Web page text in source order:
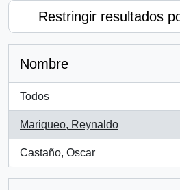
Restringir resultados
Nombre
Todos
Mariqueo, Reynaldo
, 1 resultados
Castaño, Oscar
, 1 resultados